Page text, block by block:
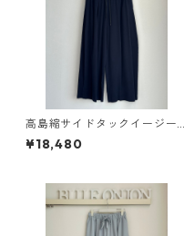
高島縮サイドタックイージーp
¥18,480